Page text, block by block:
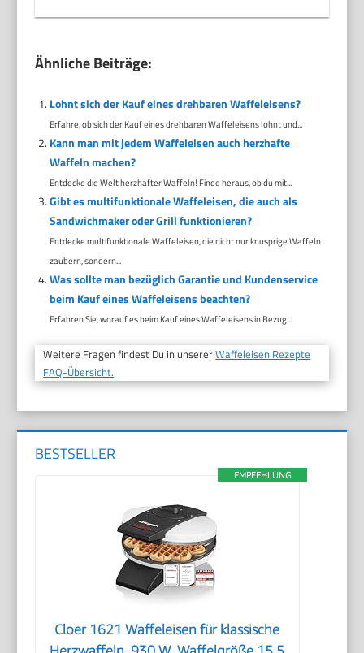
Ähnliche Beiträge:
Lohnt sich der Kauf eines drehbaren Waffeleisens?
Erfahre, ob sich der Kauf eines drehbaren Waffeleisens lohnt und...
Kann man mit jedem Waffeleisen auch herzhafte
Waffeln machen?
Entdecke die Welt herzhafter Waffeln! Finde heraus, ob du mit...
Gibt es multifunktionale Waffeleisen, die auch als
Sandwichmaker oder Grill funktionieren?
Entdecke multifunktionale Waffeleisen, die nicht nur knusprige Waffeln
zaubern, sondern...
Was sollte man bezüglich Garantie und Kundenservice
beim Kauf eines Waffeleisens beachten?
Erfahren Sie, worauf es beim Kauf eines Waffeleisens in Bezug...
Weitere Fragen findest Du in unsererWaffeleisen Rezepte
FAQ-Übersicht.
BESTSELLER
EMPFEHLUNG
Cloer 1621 Waffeleisen für klassische